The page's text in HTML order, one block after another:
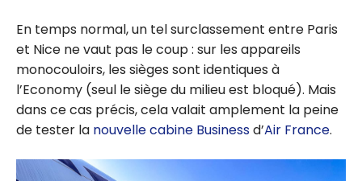
En temps normal, un tel surclassement entre Paris
et Nice ne vaut pas le coup : sur les appareils
monocouloirs, les sièges sont identiques à
l’Economy (seul le siège du milieu est bloqué). Mais
dans ce cas précis, cela valait amplement la peine
de tester la nouvelle cabine Businessd’Air France.